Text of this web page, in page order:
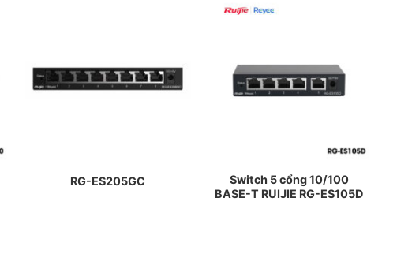
RG-ES205GC
Switch 5 cổng 10/100
BASE-T RUIJIE RG-ES105D